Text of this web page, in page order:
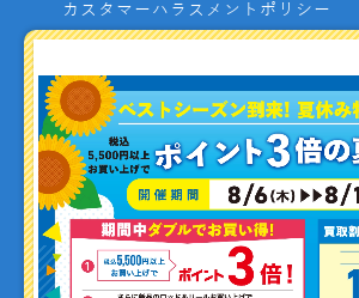
カスタマーハラスメントポリシー
よくあるご質問
お問い合わせ
利用者資金の保全方法